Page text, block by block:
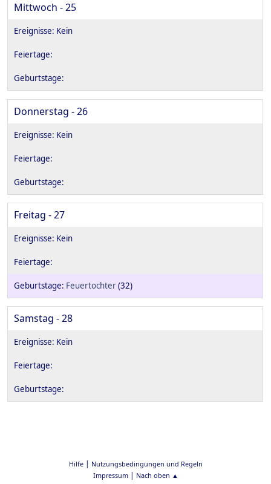
Mittwoch - 25
Donnerstag - 26
Freitag - 27
Feuertochter(32)
Samstag - 28
Hilfe| Nutzungsbedingungen und Regeln
Impressum| Nach oben ▲